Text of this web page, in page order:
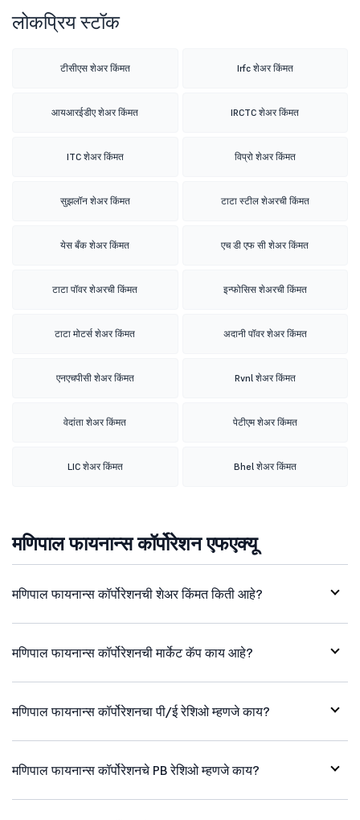
लोकप्रिय स्टॉक
टीसीएस शेअर किंमत Irfc शेअर किंमत
आयआरईडीए शेअर किंमत IRCTC शेअर किंमत
ITC शेअर किंमत विप्रो शेअर किंमत
सुझलॉन शेअर किंमत टाटा स्टील शेअरची किंमत
येस बँक शेअर किंमत एच डी एफ सी शेअर किंमत
टाटा पॉवर शेअरची किंमत इन्फोसिस शेअरची किंमत
टाटा मोटर्स शेअर किंमत अदानी पॉवर शेअर किंमत
एनएचपीसी शेअर किंमत Rvnl शेअर किंमत
वेदांता शेअर किंमत पेटीएम शेअर किंमत
LIC शेअर किंमत Bhel शेअर किंमत
मणिपाल फायनान्स कॉर्पोरेशन एफएक्यू
मणिपाल फायनान्स कॉर्पोरेशनची शेअर किंमत किती आहे?
मणिपाल फायनान्स कॉर्पोरेशनची मार्केट कॅप काय आहे?
मणिपाल फायनान्स कॉर्पोरेशनचा पी/ई रेशिओ म्हणजे काय?
मणिपाल फायनान्स कॉर्पोरेशनचे PB रेशिओ म्हणजे काय?